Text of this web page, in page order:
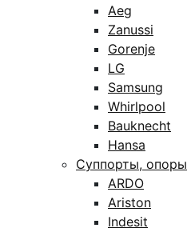
Aeg
Zanussi
Gorenje
LG
Samsung
Whirlpool
Bauknecht
Hansa
Суппорты, опоры
ARDO
Ariston
Indesit